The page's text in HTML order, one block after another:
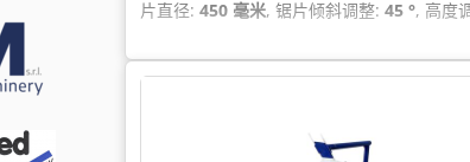
片直径: 450 毫米, 锯片倾斜调整: 45 °, 高度